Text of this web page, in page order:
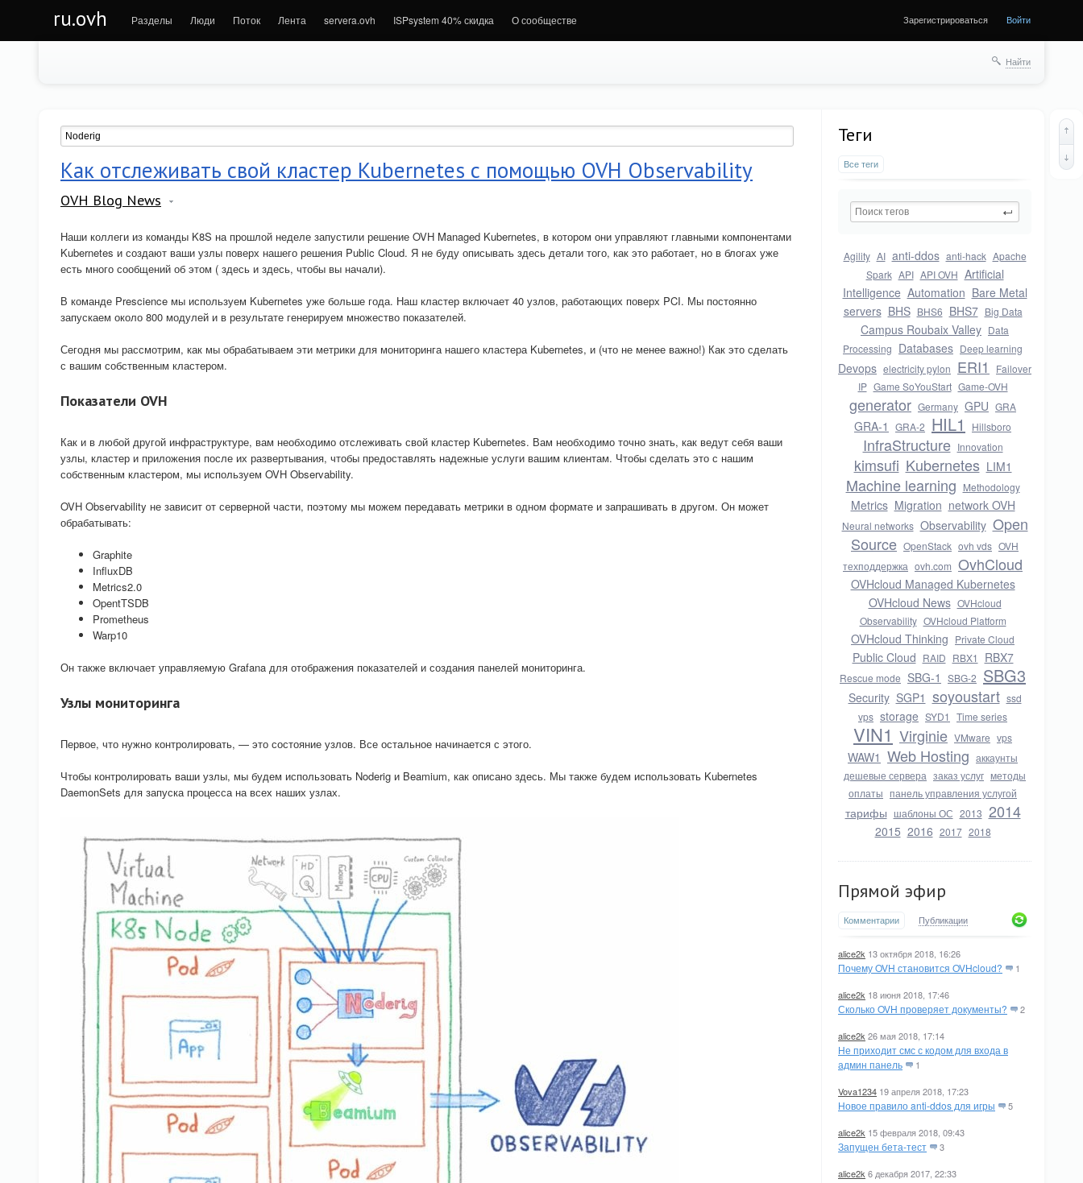
ru.ovh Разделы Люди Поток Лента servera.ovh ISPsystem 40% скидка О сообществе Зарегистрироваться Войти
Найти
Теги
Все теги
Agility AI anti-ddos anti-hack Apache
Spark API API OVH Artificial
Intelligence Automation Bare Metal
servers BHS BHS6 BHS7 Big Data
Campus Roubaix Valley Data
Processing Databases Deep learning
Devops electricity pylon ERI1
Failover
IP Game SoYouStart Game-OVH
generator Germany GPU GRA
GRA-1 GRA-2 HIL1 Hillsboro
InfraStructure Innovation
kimsufi Kubernetes LIM1
Machine learning Methodology
Metrics Migration network OVH
Neural networks Observability Open
Source OpenStack ovh vds OVH
техподдержка ovh.com OvhCloud
OVHcloud Managed Kubernetes
OVHcloud News OVHcloud
Observability OVHcloud Platform
OVHcloud Thinking Private Cloud
Public Cloud RAID RBX1 RBX7
Rescue mode SBG-1 SBG-2 SBG3
Security SGP1 soyoustart ssd
vps storage SYD1 Time series
VIN1 Virginie VMware vps
WAW1 Web Hosting аккаунты
дешевые сервера заказ услуг методы
оплаты панель управления услугой
тарифы шаблоны ОС 2013 2014
2015 2016 2017 2018
Прямой эфир
Комментарии Публикации
alice2k 13 октября 2018, 16:26
Почему OVH становится OVHcloud? 1
alice2k 18 июня 2018, 17:46
Сколько OVH проверяет документы? 2
alice2k 26 мая 2018, 17:14
Не приходит смс с кодом для входа в
админ панель
1
Vova1234 19 апреля 2018, 17:23
Новое правило anti-ddos для игры 5
alice2k 15 февраля 2018, 09:43
Запущен бета-тест 3
alice2k 6 декабря 2017, 22:33
Как отслеживать свой кластер Kubernetes с помощью OVH Observability
OVH Blog News
Наши коллеги из команды K8S на прошлой неделе запустили решение OVH Managed Kubernetes, в котором они управляют главными компонентами
Kubernetes и создают ваши узлы поверх нашего решения Public Cloud. Я не буду описывать здесь детали того, как это работает, но в блогах уже
есть много сообщений об этом ( здесь и здесь, чтобы вы начали).
В команде Prescience мы используем Kubernetes уже больше года. Наш кластер включает 40 узлов, работающих поверх PCI. Мы постоянно
запускаем около 800 модулей и в результате генерируем множество показателей.
Сегодня мы рассмотрим, как мы обрабатываем эти метрики для мониторинга нашего кластера Kubernetes, и (что не менее важно!) Как это сделать
с вашим собственным кластером.
Показатели OVH
Как и в любой другой инфраструктуре, вам необходимо отслеживать свой кластер Kubernetes. Вам необходимо точно знать, как ведут себя ваши
узлы, кластер и приложения после их развертывания, чтобы предоставлять надежные услуги вашим клиентам. Чтобы сделать это с нашим
собственным кластером, мы используем OVH Observability.
OVH Observability не зависит от серверной части, поэтому мы можем передавать метрики в одном формате и запрашивать в другом. Он может
обрабатывать:
Graphite
InfluxDB
Metrics2.0
OpentTSDB
Prometheus
Warp10
Он также включает управляемую Grafana для отображения показателей и создания панелей мониторинга.
Узлы мониторинга
Первое, что нужно контролировать, — это состояние узлов. Все остальное начинается с этого.
Чтобы контролировать ваши узлы, мы будем использовать Noderig и Beamium, как описано здесь. Мы также будем использовать Kubernetes
DaemonSets для запуска процесса на всех наших узлах.